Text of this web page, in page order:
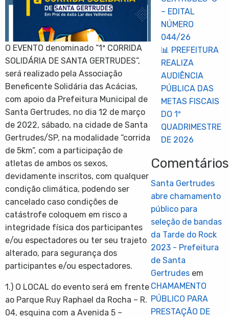
O EVENTO denominado “1ª CORRIDA
SOLIDÁRIA DE SANTA GERTRUDES”,
será realizado pela Associação
Beneficente Solidária das Acácias,
com apoio da Prefeitura Municipal de
Santa Gertrudes, no dia 12 de março
de 2022, sábado, na cidade de Santa
Gertrudes/SP, na modalidade “corrida
de 5km”, com a participação de
atletas de ambos os sexos,
devidamente inscritos, com qualquer
condição climática, podendo ser
cancelado caso condições de
catástrofe coloquem em risco a
integridade física dos participantes
e/ou espectadores ou ter seu trajeto
alterado, para segurança dos
participantes e/ou espectadores.
1.) O LOCAL do evento será em frente
ao Parque Ruy Raphael da Rocha – R.
04, esquina com a Avenida 5 –
– EDITAL
NÚMERO
044/26
📊 PREFEITURA
REALIZA
AUDIÊNCIA
PÚBLICA DAS
METAS FISCAIS
DO 1º
QUADRIMESTRE
DE 2026
Comentários
Santa Gertrudes
abre chamamento
público para
seleção de bandas
da Tarde do Rock
2023 - Prefeitura
de Santa
Gertrudes em
CHAMAMENTO
PÚBLICO PARA
PRESTAÇÃO DE